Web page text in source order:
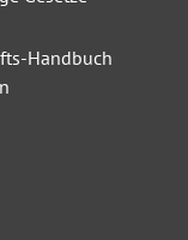
Handbuch